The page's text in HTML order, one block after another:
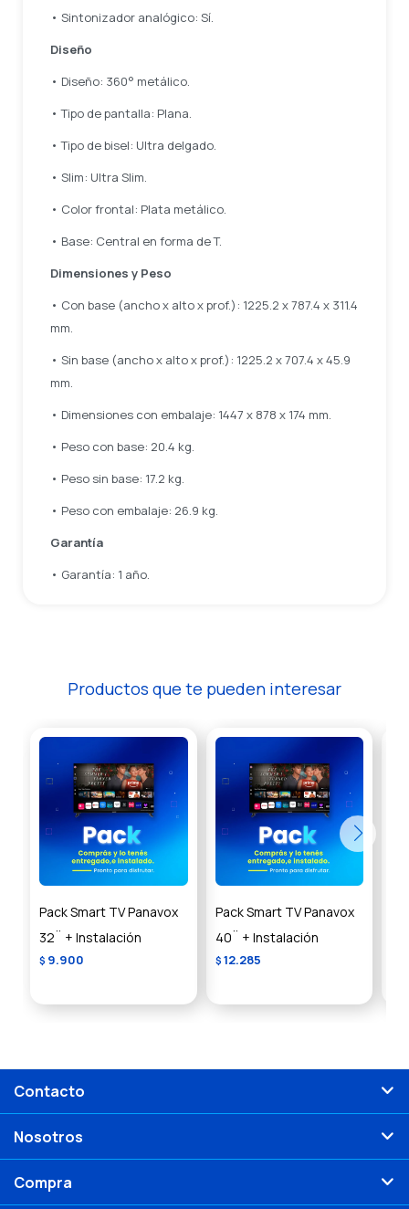
• Sintonizador analógico: Sí.
Diseño
• Diseño: 360° metálico.
• Tipo de pantalla: Plana.
• Tipo de bisel: Ultra delgado.
• Slim: Ultra Slim.
• Color frontal: Plata metálico.
• Base: Central en forma de T.
Dimensiones y Peso
• Con base (ancho x alto x prof.): 1225.2 x 787.4 x 311.4
mm.
• Sin base (ancho x alto x prof.): 1225.2 x 707.4 x 45.9
mm.
• Dimensiones con embalaje: 1447 x 878 x 174 mm.
• Peso con base: 20.4 kg.
• Peso sin base: 17.2 kg.
• Peso con embalaje: 26.9 kg.
Garantía
• Garantía: 1 año.
Productos que te pueden interesar
Pack Smart TV Panavox
32¨ + Instalación
$ 9.900
Pack Smart TV Panavox
40¨ + Instalación
$ 12.285
Contacto
Nosotros
Compra